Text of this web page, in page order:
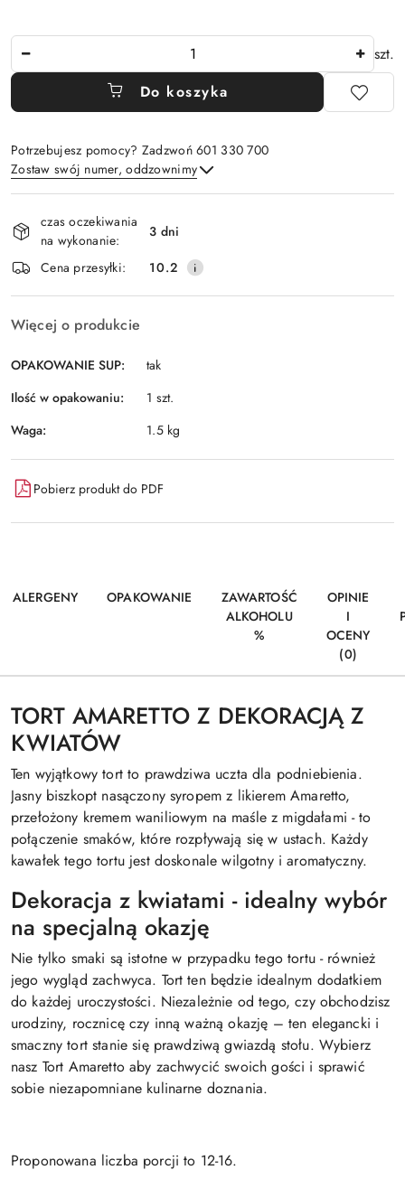
szt.
Do koszyka
Potrzebujesz pomocy? Zadzwoń 601 330 700
Zostaw swój numer, oddzownimy
i
dostawa
czas oczekiwania
na wykonanie:
3 dni
Cena przesyłki:
10.2
Więcej o produkcie
OPAKOWANIE SUP:
tak
Ilość w opakowaniu:
1 szt.
Waga:
1.5 kg
Pobierz produkt do PDF
ALERGENY OPAKOWANIE
ZAWARTOŚĆ
ALKOHOLU
%
OPINIE
I
OCENY
(0)
TORT AMARETTO Z DEKORACJĄ Z
KWIATÓW
Ten wyjątkowy tort to prawdziwa uczta dla podniebienia.
Jasny biszkopt nasączony syropem z likierem Amaretto,
przełożony kremem waniliowym na maśle z migdałami - to
połączenie smaków, które rozpływają się w ustach. Każdy
kawałek tego tortu jest doskonale wilgotny i aromatyczny.
Dekoracja z kwiatami - idealny wybór
na specjalną okazję
Nie tylko smaki są istotne w przypadku tego tortu - również
jego wygląd zachwyca. Tort ten będzie idealnym dodatkiem
do każdej uroczystości. Niezależnie od tego, czy obchodzisz
urodziny, rocznicę czy inną ważną okazję – ten elegancki i
smaczny tort stanie się prawdziwą gwiazdą stołu. Wybierz
nasz Tort Amaretto aby zachwycić swoich gości i sprawić
sobie niezapomniane kulinarne doznania.
Proponowana liczba porcji to 12-16.